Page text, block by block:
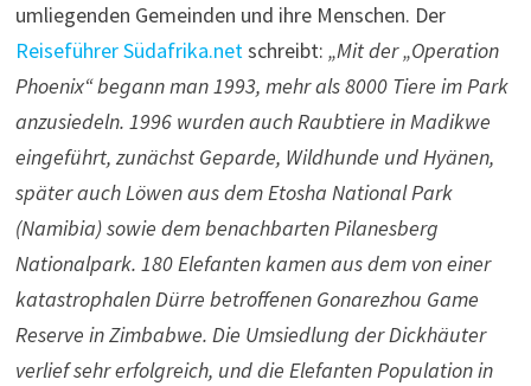
umliegenden Gemeinden und ihre Menschen. Der
Reiseführer Südafrika.netschreibt: „Mit der „Operation
Phoenix“ begann man 1993, mehr als 8000 Tiere im Park
anzusiedeln. 1996 wurden auch Raubtiere in Madikwe
eingeführt, zunächst Geparde, Wildhunde und Hyänen,
später auch Löwen aus dem Etosha National Park
(Namibia) sowie dem benachbarten Pilanesberg
Nationalpark. 180 Elefanten kamen aus dem von einer
katastrophalen Dürre betroffenen Gonarezhou Game
Reserve in Zimbabwe. Die Umsiedlung der Dickhäuter
verlief sehr erfolgreich, und die Elefanten Population in